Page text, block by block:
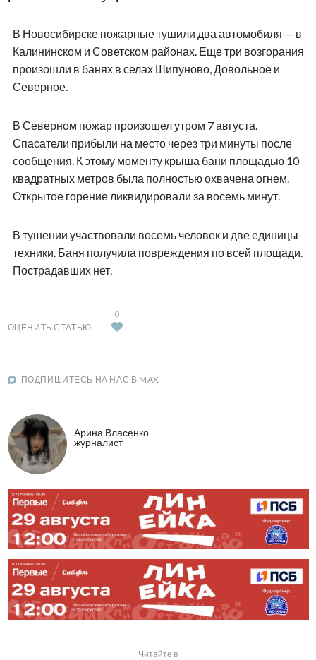
В Новосибирске пожарные тушили два автомобиля — в
Калининском и Советском районах. Еще три возгорания
произошли в банях в селах Шипуново, Довольное и
Северное.
В Северном пожар произошел утром 7 августа.
Спасатели прибыли на место через три минуты после
сообщения. К этому моменту крыша бани площадью 10
квадратных метров была полностью охвачена огнем.
Открытое горение ликвидировали за восемь минут.
В тушении участвовали восемь человек и две единицы
техники. Баня получила повреждения по всей площади.
Пострадавших нет.
ОЦЕНИТЬ СТАТЬЮ
0
ПОДПИШИТЕСЬ НА НАС В MAX
Арина Власенко
журналист
Читайте в